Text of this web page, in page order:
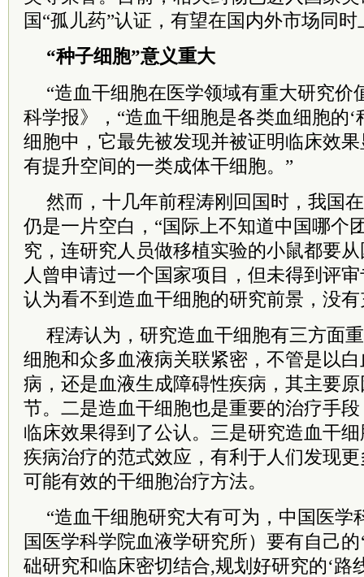
国“孤儿药”认证，有望在国内外市场同时
“种子细胞”意义重大
“造血干细胞在医学领域有重大研究价
科学报》，“造血干细胞是各类血细胞的‘
细胞中，它最先被发现并被证明临床效
有提升空间的一类成体干细胞。”
然而，十几年前程涛刚回国时，我国
仍是一片空白，“国际上不知道中国哪个
究，连研究人员做移植实验的小鼠都要
人曾申请过一个国家项目，但未得到评
认为看不到造血干细胞的研究前景，没
程涛认为，研究造血干细胞有三方面
细胞和众多血液病关联紧密，不管是以
病，还是血液生成障碍性疾病，其主要
节。二是造血干细胞也是重要的治疗手
临床效果得到了公认。三是研究造血干
疾病治疗的范式效应，有利于人们发现
可能有效的干细胞治疗方法。
“造血干细胞研究大有可为，中国医学
国医学科学院血液学研究所）要有自己的
础研究和临床密切结合,规划好研究的‘路